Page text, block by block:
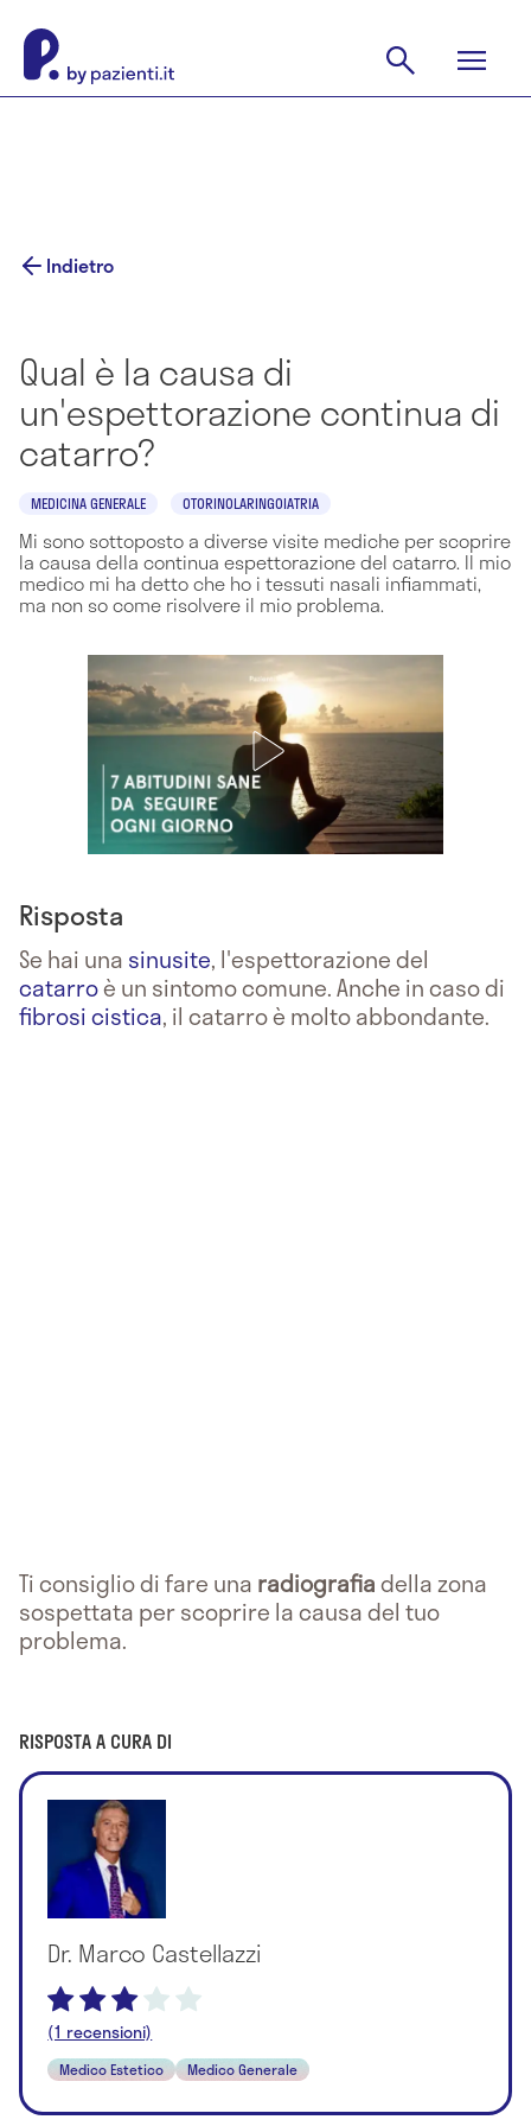
Indietro
Qual è la causa di
un'espettorazione continua di
catarro?
MEDICINA GENERALE OTORINOLARINGOIATRIA
Mi sono sottoposto a diverse visite mediche per scoprire
la causa della continua espettorazione del catarro. Il mio
medico mi ha detto che ho i tessuti nasali infiammati,
ma non so come risolvere il mio problema.
Risposta
Se hai una sinusite, l'espettorazione del
catarroè un sintomo comune. Anche in caso di
fibrosi cistica, il catarro è molto abbondante.
Ti consiglio di fare una radiografiadella zona
sospettata per scoprire la causa del tuo
problema.
RISPOSTA A CURA DI
Dr. Marco Castellazzi
(1 recensioni)
Medico Estetico Medico Generale